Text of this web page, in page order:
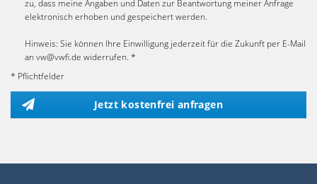
zu, dass meine Angaben und Daten zur Beantwortung meiner Anfrage
elektronisch erhoben und gespeichert werden.
Hinweis: Sie können Ihre Einwilligung jederzeit für die Zukunft per E-Mail
an vw@vwfi.de widerrufen. *
* Pflichtfelder
Jetzt kostenfrei anfragen